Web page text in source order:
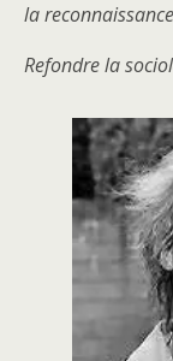
la
Refondre la